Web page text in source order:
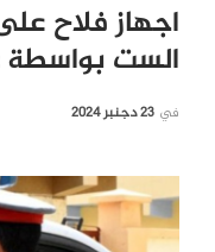
اجهاز فلاح
الست بواسطة
في 23 دجنبر 2024